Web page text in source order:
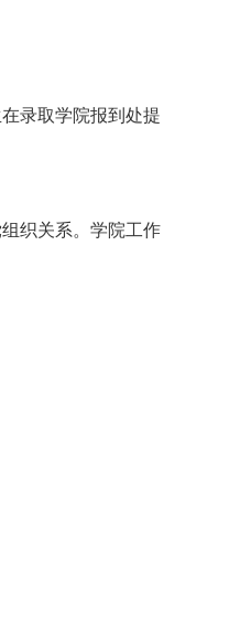
录取学院报到处提
织关系。学院工作